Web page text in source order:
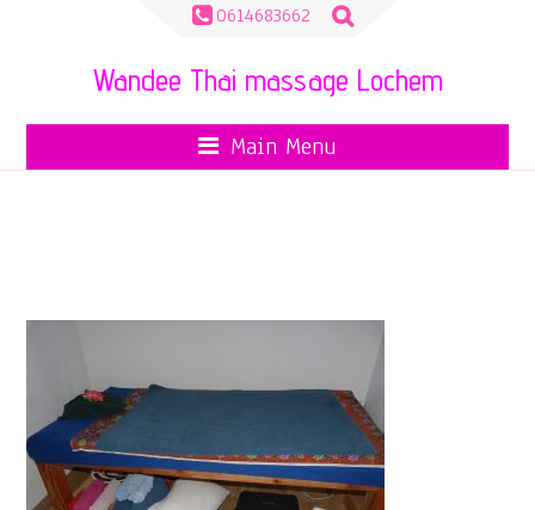
0614683662
Zoeken
naar:
Wandee Thai massage Lochem
Main Menu